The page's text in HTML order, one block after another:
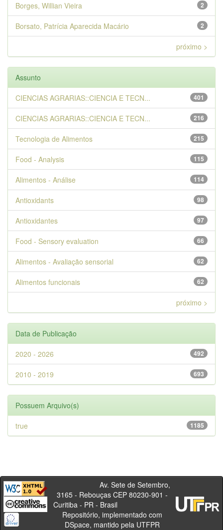
2
Borges, Willian Vieira
2
Borsato, Patrícia Aparecida Macário
próximo >
Assunto
401
CIENCIAS AGRARIAS::CIENCIA E TECN...
216
CIENCIAS AGRARIAS::CIENCIA E TECN...
215
Tecnologia de Alimentos
115
Food - Analysis
114
Alimentos - Análise
98
Antioxidants
97
Antioxidantes
66
Food - Sensory evaluation
62
Alimentos - Avaliação sensorial
62
Alimentos funcionais
próximo >
Data de Publicação
492
2020 - 2026
693
2010 - 2019
Possuem Arquivo(s)
1185
true
Av. Sete de Setembro,
3165 - Rebouças CEP 80230-901 -
Curitiba - PR - Brasil
Repositório, implementado com
DSpace, mantido pela UTFPR